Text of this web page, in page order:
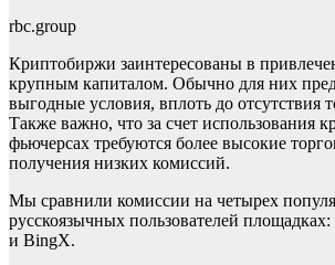
rbc.group
Криптобиржи заинтересованы в
крупным капиталом. Обычно для них
выгодные условия, вплоть до отсутствия
Также важно, что за счет использования
фьючерсах требуются более высокие
получения низких комиссий.
Мы сравнили комиссии на четырех
русскоязычных пользователей
и BingX.